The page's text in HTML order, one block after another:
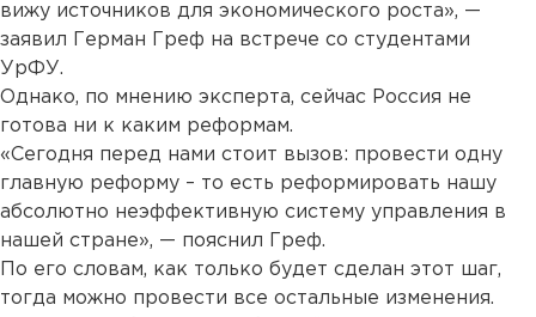
вижу источников для экономического роста», —
заявил Герман Греф на встрече со студентами
УрФУ.
Однако, по мнению эксперта, сейчас Россия не
готова ни к каким реформам.
«Сегодня перед нами стоит вызов: провести одну
главную реформу – то есть реформировать нашу
абсолютно неэффективную систему управления в
нашей стране», — пояснил Греф.
По его словам, как только будет сделан этот шаг,
тогда можно провести все остальные изменения.